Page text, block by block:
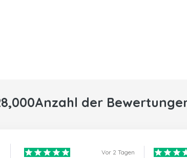
der
Vor 2 Tagen